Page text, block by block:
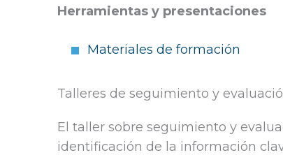
Herramientas y presentaciones
Materiales de formación
Talleres de seguimiento y
El taller sobre seguimiento y
identificación de la información